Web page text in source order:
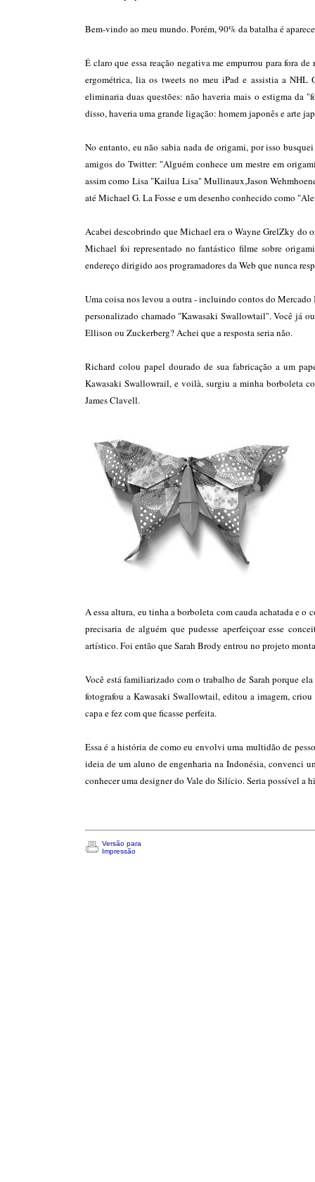
Bem-vindo ao meu mundo. Porém, 90% da batalha é
É claro que essa reação negativa me empurrou para fora
ergométrica, lia os tweets no meu iPad e assistia a
eliminaria duas questões: não haveria mais o estigma da
disso, haveria uma grande ligação: homem japonês e arte
No entanto, eu não sabia nada de origami, por isso
amigos do Twitter: "Alguém conhece um mestre em
assim como Lisa "Kailua Lisa" Mullinaux,Jason
até Michael G. La Fosse e um desenho conhecido como
Acabei descobrindo que Michael era o Wayne GrelZky do
Michael foi representado no fantástico filme sobre
endereço dirigido aos programadores da Web que nunca
Uma coisa nos levou a outra - incluindo contos do
personalizado chamado "Kawasaki Swallowtail". Você já
Ellison ou Zuckerberg? Achei que a resposta seria não.
Richard colou papel dourado de sua fabricação a um
Kawasaki Swallowrail, e voilà, surgiu a minha borboleta
James Clavell.
A essa altura, eu tinha a borboleta com cauda achatada e
precisaria de alguém que pudesse aperfeiçoar esse
artístico. Foi então que Sarah Brody entrou no projeto
Você está familiarizado com o trabalho de Sarah porque
fotografou a Kawasaki Swallowtail, editou a imagem,
capa e fez com que ficasse perfeita.
Essa é a história de como eu envolvi uma multidão de
ideia de um aluno de engenharia na Indonésia, convenci
conhecer uma designer do Vale do Silício. Seria possível a
Versão para
Impressão